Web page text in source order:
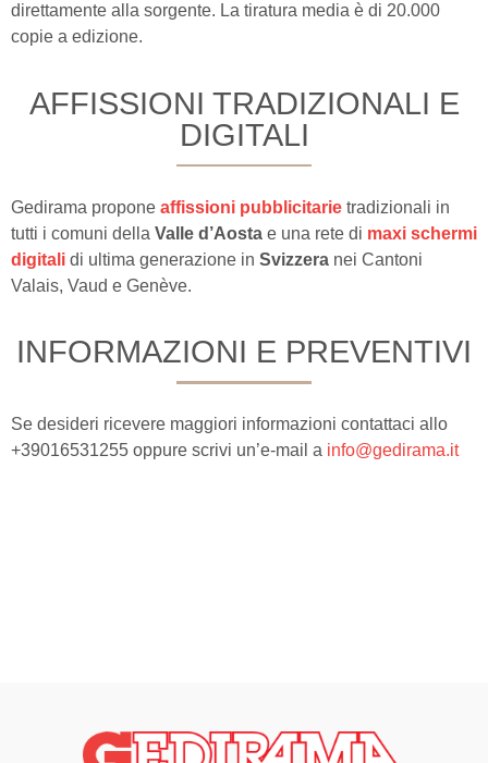
direttamente alla sorgente. La tiratura media è di 20.000
copie a edizione.
AFFISSIONI TRADIZIONALI E
DIGITALI
Gedirama propone affissioni pubblicitarie tradizionali in
tutti i comuni della Valle d’Aosta e una rete di maxi schermi
digitali di ultima generazione in Svizzera nei Cantoni
Valais, Vaud e Genève.
INFORMAZIONI E PREVENTIVI
Se desideri ricevere maggiori informazioni contattaci allo
+39016531255 oppure scrivi un’e-mail a info@gedirama.it